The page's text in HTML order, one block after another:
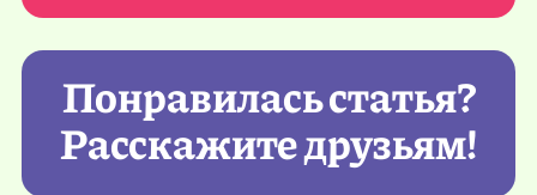
Понравилась статья?
Расскажите друзьям!